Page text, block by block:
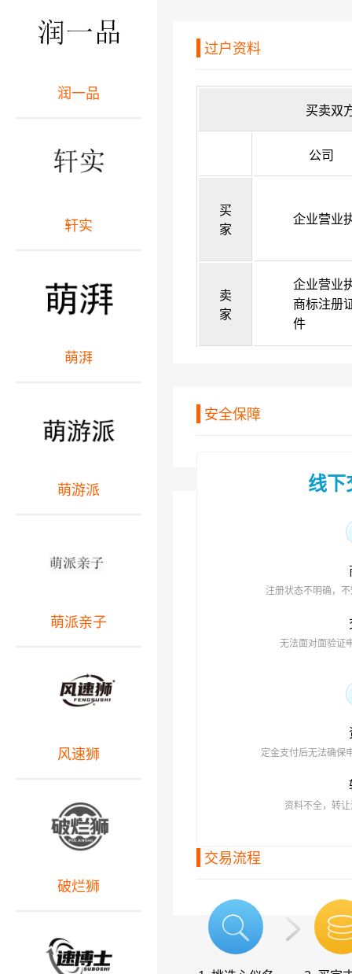
过户资料
买卖双
公司
买
家
企业营业
卖
家
企业营业
商标注册
件
安全保障
线下
注册状态不明确，
无法面对面验证
定金支付后无法确保
资料不全，转
交易流程
润一品
轩实
萌湃
萌游派
萌派亲子
风速狮
破烂狮